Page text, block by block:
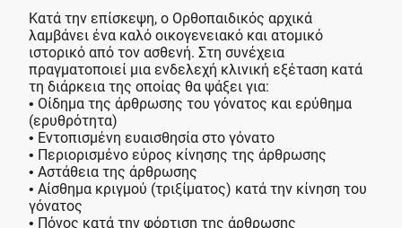
Κατά την επίσκεψη, ο Ορθοπαιδικός αρχικά
λαμβάνει ένα καλό οικογενειακό και ατομικό
ιστορικό από τον ασθενή. Στη συνέχεια
πραγματοποιεί μια ενδελεχή κλινική εξέταση κατά
τη διάρκεια της οποίας θα ψάξει για:
• Οίδημα της άρθρωσης του γόνατος και ερύθημα
(ερυθρότητα)
• Εντοπισμένη ευαισθησία στο γόνατο
• Περιορισμένο εύρος κίνησης της άρθρωσης
• Αστάθεια της άρθρωσης
• Αίσθημα κριγμού (τριξίματος) κατά την κίνηση του
γόνατος
• Πόνος κατά την φόρτιση της άρθρωσης